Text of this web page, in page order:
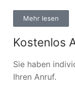
Mehr lesen
Kostenlos
Sie haben
Ihren Anruf.